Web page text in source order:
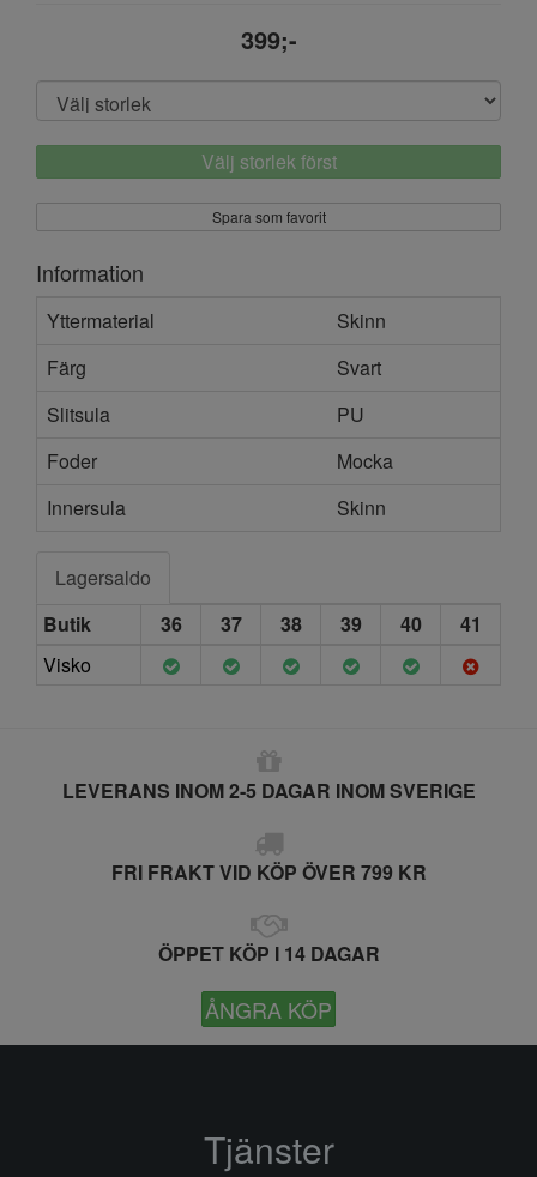
399;-
Välj storlek först
Spara som favorit
Information
Yttermaterial
Skinn
Färg
Svart
Slitsula
PU
Foder
Mocka
Innersula
Skinn
Lagersaldo
Butik
36 37 38 39 40
41
Visko
LEVERANS INOM 2-5 DAGAR INOM SVERIGE
FRI FRAKT VID KÖP ÖVER 799 KR
ÖPPET KÖP I 14 DAGAR
ÅNGRA KÖP
Tjänster